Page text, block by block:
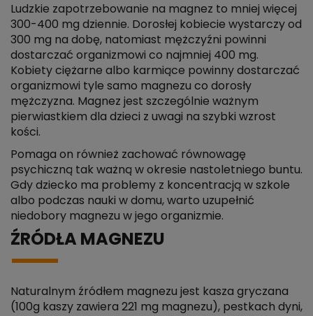
Ludzkie zapotrzebowanie na magnez to mniej więcej
300-400 mg dziennie. Dorosłej kobiecie wystarczy od
300 mg na dobę, natomiast mężczyźni powinni
dostarczać organizmowi co najmniej 400 mg.
Kobiety ciężarne albo karmiące powinny dostarczać
organizmowi tyle samo magnezu co dorosły
mężczyzna. Magnez jest szczególnie ważnym
pierwiastkiem dla dzieci z uwagi na szybki wzrost
kości.
Pomaga on również zachować równowagę
psychiczną tak ważną w okresie nastoletniego buntu.
Gdy dziecko ma problemy z koncentracją w szkole
albo podczas nauki w domu, warto uzupełnić
niedobory magnezu w jego organizmie.
ŹRÓDŁA MAGNEZU
Naturalnym źródłem magnezu jest kasza gryczana
(100g kaszy zawiera 221 mg magnezu), pestkach dyni,